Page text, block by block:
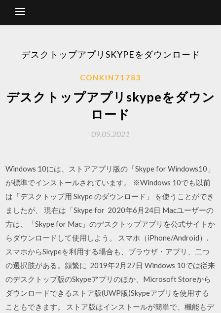
デスクトップアプリSKYPEをダウンロード
CONKIN71783
デスクトップアプリskypeをダウン
ロード
09.05.2021
Windows 10には、ストアアプリ版の「Skype for Windows10」
が標準でインストールされています。 ※Windows 10でも以前
は「デスクトップ用 Skype のダウンロード」 を使うことができ
ましたが、 現在は「Skype for 2020年6月24日 Macユーザーの
方は、「Skype for Mac」のデスクトップアプリを公式サイトか
らダウンロードして使用しよう。 スマホ（iPhone/Android）.
スマホからSkypeを利用する場合も、ブラウザ・アプリ、二つ
の選択肢がある。頻繁に 2019年2月27日 Windows 10では従来
のデスクトップ版のSkypeアプリのほか、Microsoft Storeから
ダウンロードできるストア版(UWP版)Skypeアプリを使用する
こともできます。 ストア版はインストールが簡単で、機能もデ